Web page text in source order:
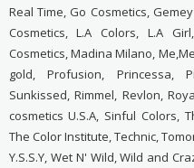
Real Time, Go Cosmetics,
Cosmetics, L.A Colors, L.A
Cosmetics, Madina Milano,
gold, Profusion, Princessa,
Sunkissed, Rimmel, Revlon,
cosmetics U.S.A, Sinful Colors,
The Color Institute, Technic,
Y.S.S.Y, Wet N' Wild, Wild and